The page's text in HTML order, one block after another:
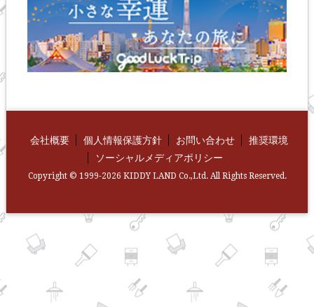
会社概要 個人情報保護方針 お問い合わせ
推奨環境
ソーシャルメディアポリシー
Copyright © 1999-2026 KIDDY LAND Co.,Ltd. All Rights Reserved.